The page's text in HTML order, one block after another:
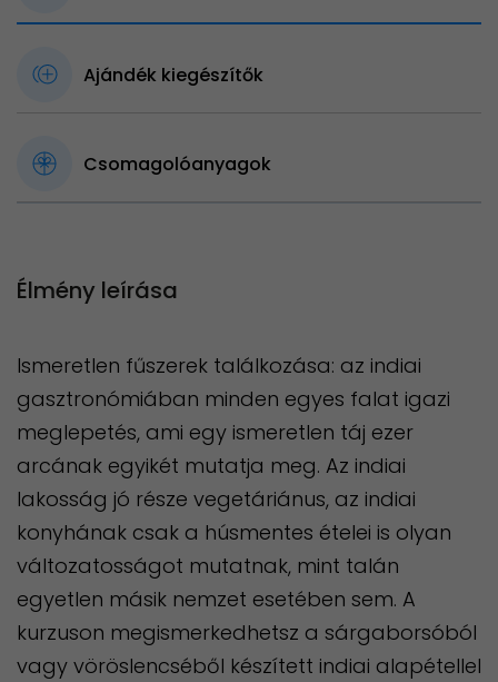
Ajándék kiegészítők
Csomagolóanyagok
Élmény leírása
Ismeretlen fűszerek találkozása: az indiai
gasztronómiában minden egyes falat igazi
meglepetés, ami egy ismeretlen táj ezer
arcának egyikét mutatja meg. Az indiai
lakosság jó része vegetáriánus, az indiai
konyhának csak a húsmentes ételei is olyan
változatosságot mutatnak, mint talán
egyetlen másik nemzet esetében sem. A
kurzuson megismerkedhetsz a sárgaborsóból
vagy vöröslencséből készített indiai alapétellel